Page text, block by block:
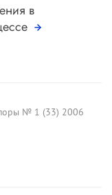
в
№ 1 (33) 2006